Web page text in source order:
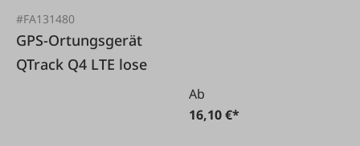
#FA131480
GPS-Ortungsgerät
QTrack Q4 LTE lose
Ab
16,10 €*